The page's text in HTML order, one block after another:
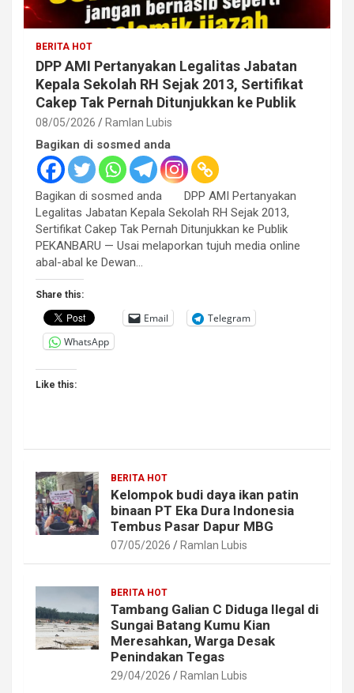
BERITA HOT
DPP AMI Pertanyakan Legalitas Jabatan
Kepala Sekolah RH Sejak 2013, Sertifikat
Cakep Tak Pernah Ditunjukkan ke Publik
08/05/2026 Ramlan Lubis
Bagikan di sosmed anda
Bagikan di sosmed anda DPP AMI Pertanyakan
Legalitas Jabatan Kepala Sekolah RH Sejak 2013,
Sertifikat Cakep Tak Pernah Ditunjukkan ke Publik
PEKANBARU — Usai melaporkan tujuh media online
abal-abal ke Dewan…
Share this:
Email
Telegram
WhatsApp
Like this:
BERITA HOT
Kelompok budi daya ikan patin
binaan PT Eka Dura Indonesia
Tembus Pasar Dapur MBG
07/05/2026 Ramlan Lubis
BERITA HOT
Tambang Galian C Diduga Ilegal di
Sungai Batang Kumu Kian
Meresahkan, Warga Desak
Penindakan Tegas
29/04/2026 Ramlan Lubis